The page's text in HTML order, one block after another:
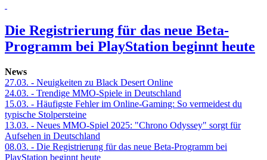
Die Registrierung für das neue Beta-
Programm bei PlayStation beginnt heute
News
27.03. - Neuigkeiten zu Black Desert Online
24.03. - Trendige MMO-Spiele in Deutschland
15.03. - Häufigste Fehler im Online-Gaming: So vermeidest du
typische Stolpersteine
13.03. - Neues MMO-Spiel 2025: "Chrono Odyssey" sorgt für
Aufsehen in Deutschland
08.03. - Die Registrierung für das neue Beta-Programm bei
PlayStation beginnt heute